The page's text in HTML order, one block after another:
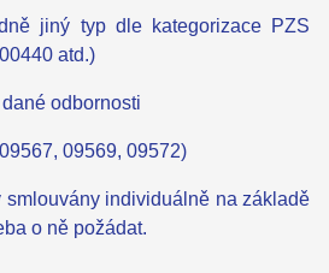
jiný typ dle kategorizace PZS
atd.)
odbornosti
09569, 09572)
individuálně na základě
o ně požádat.